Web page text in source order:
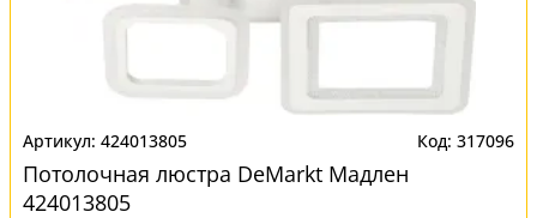
424013805 317096
Потолочная люстра DeMarkt Мадлен
424013805